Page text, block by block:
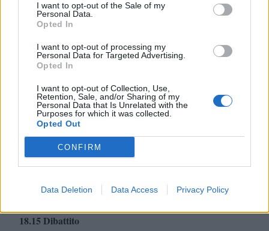
I want to opt-out of the Sale of my
Personal Data.
Opted In
I want to opt-out of processing my
Personal Data for Targeted Advertising.
Opted In
I want to opt-out of Collection, Use,
Retention, Sale, and/or Sharing of my
Personal Data that Is Unrelated with the
Purposes for which it was collected.
Opted Out
CONFIRM
Data Deletion Data Access Privacy Policy
La partecipazione è gratuita previa registrazione
Programma:
16.30 Introduce e modera
Melissa Miedico Giurisprudenza, Università Bocconi
17.00 Alcune questioni emerse in contesti di grave
vulnerabilità
Celeste Rampone Città Metropolitana di Milano
Veronica Magenes AFOL
Cristina Delli Carri Giurisprudenza, Università Statale
Università Bocconi
18.15 Dibattito